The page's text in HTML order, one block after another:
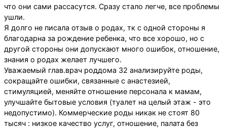
что они сами рассасутся. Сразу стало легче, все проблемы
ушли.
Я долго не писала отзыв о родах, тк с одной стороны я
благодарна за рождение ребенка, что все хорошо, но с
другой стороны они допускают много ошибок, отношение,
знания о родах желает лучшего.
Уважаемый глав.врач роддома 32 анализируйте роды,
сокращайте ошибки, связанные с анастезией,
стимуляцией, меняйте отношение персонала к мамам,
улучшайте бытовые условия (туалет на целый этаж - это
недопустимо). Коммерческие роды никак не стоят 80
тысяч : низкое качество услуг, отношение, палата без